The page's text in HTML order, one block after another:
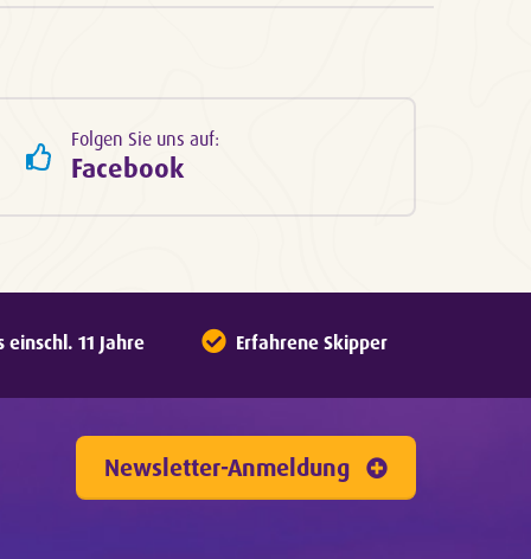
Folgen Sie uns auf:
Facebook
11 Jahre Erfahrene Skipper
Newsletter-Anmeldung